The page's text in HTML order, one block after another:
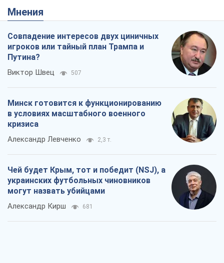
Мнения
Совпадение интересов двух циничных
игроков или тайный план Трампа и
Путина?
Виктор Швец 507
Минск готовится к функционированию
в условиях масштабного военного
кризиса
Александр Левченко 2,3 т.
Чей будет Крым, тот и победит (NSJ), а
украинских футбольных чиновников
могут назвать убийцами
Александр Кирш 681